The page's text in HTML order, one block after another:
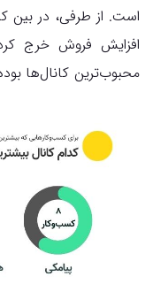
است. از طرفی، در بین
افزایش فروش خرج
محبوب‌ترین کانال‌ها